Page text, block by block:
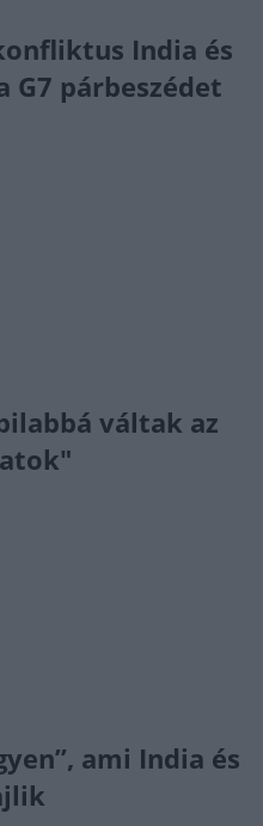
India és
G7 párbeszédet
váltak az
ami India és